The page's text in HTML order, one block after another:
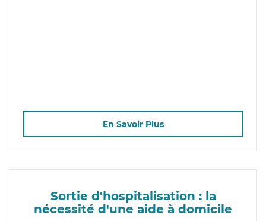
En Savoir Plus
Sortie d'hospitalisation : la
nécessité d'une aide à domicile